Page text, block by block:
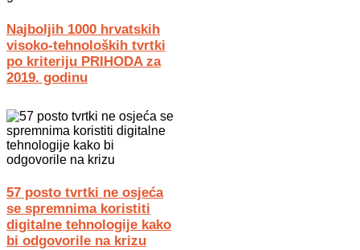
Najboljih 1000 hrvatskih
visoko-tehnoloških tvrtki
po kriteriju PRIHODA za
2019. godinu
57 posto tvrtki ne osjeća
se spremnima koristiti
digitalne tehnologije kako
bi odgovorile na krizu